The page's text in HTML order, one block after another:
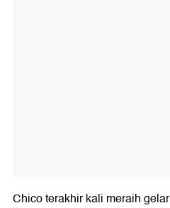
Chico terakhir kali meraih gelar